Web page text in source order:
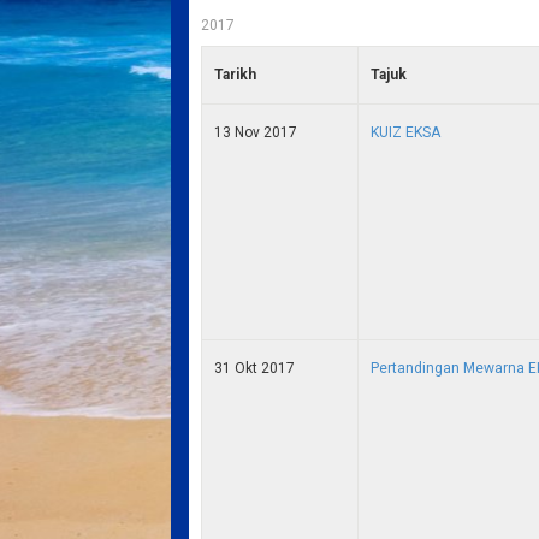
2017
Tarikh Tajuk
13 Nov 2017 KUIZ EKSA
31 Okt 2017 Pertandingan Mewarna